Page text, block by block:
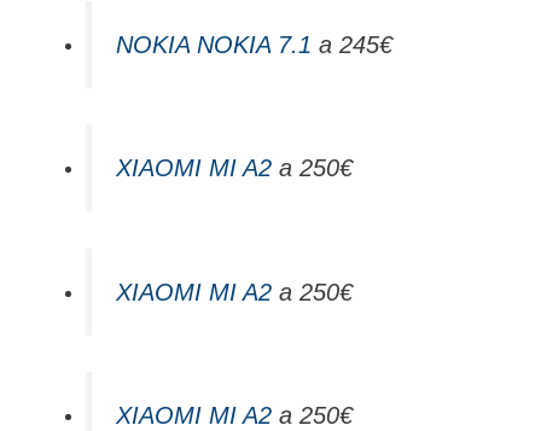
NOKIA NOKIA 7.1 a 245€
XIAOMI MI A2 a 250€
XIAOMI MI A2 a 250€
XIAOMI MI A2 a 250€